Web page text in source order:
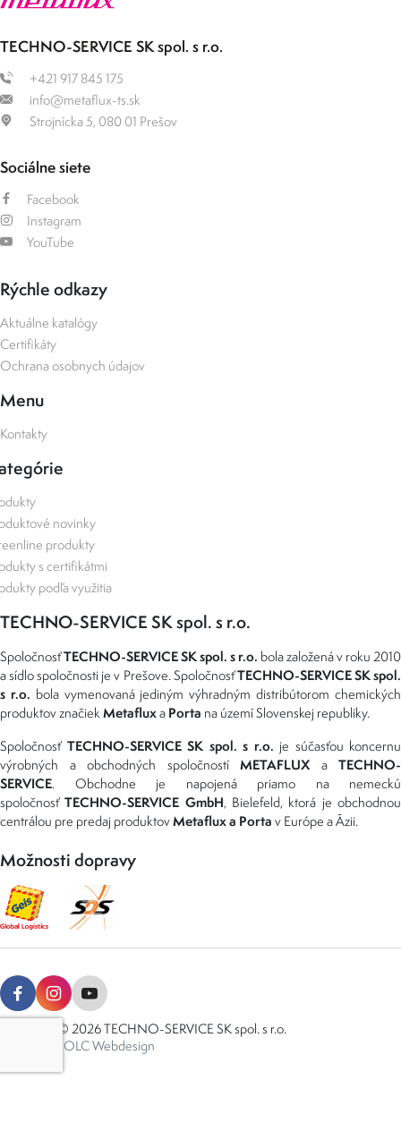
TECHNO-SERVICE SK spol. s r.o.
+421 917 845 175
info@metaflux-ts.sk
Strojnícka 5, 080 01 Prešov
Sociálne siete
Facebook
Instagram
YouTube
Rýchle odkazy
Aktuálne katalógy
Certifikáty
Ochrana osobnych údajov
Menu
Kontakty
novinky
produkty
s certifikátmi
podľa využitia
TECHNO-SERVICE SK spol. s r.o.
SpoločnosťTECHNO-SERVICE SK spol. s r.o. bola založená v roku 2010
a sídlo spoločnosti je v Prešove. SpoločnosťTECHNO-SERVICE SK spol.
s r.o. bola vymenovaná jediným výhradným distribútorom chemických
produktov značiekMetafluxa Porta na území Slovenskej republiky.
Spoločnosť TECHNO-SERVICE SK spol. s r.o. je súčasťou koncernu
výrobných a obchodných spoločností METAFLUXa TECHNO-
SERVICE. Obchodne je napojená priamo na nemeckú
spoločnosťTECHNO-SERVICE GmbH, Bielefeld, ktorá je obchodnou
centrálou pre predaj produktovMetaflux a Porta v Európe a Ázii.
Možnosti dopravy
Copyright © 2026 TECHNO-SERVICE SK spol. s r.o.
OLC Webdesign